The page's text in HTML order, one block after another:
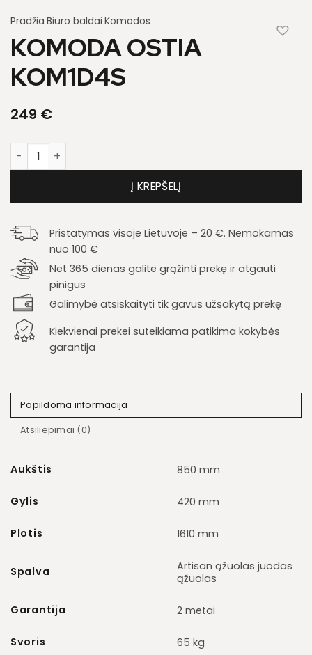
Pradžia Biuro baldai Komodos
KOMODA OSTIA
KOM1D4S
249 €
produkto kiekis: Komoda Ostia KOM1D4S
Į KREPŠELĮ
Pristatymas visoje Lietuvoje – 20 €. Nemokamas
nuo 100 €
Net 365 dienas galite grąžinti prekę ir atgauti
pinigus
Galimybė atsiskaityti tik gavus užsakytą prekę
Kiekvienai prekei suteikiama patikima kokybės
garantija
Papildoma informacija
Atsiliepimai (0)
Aukštis 850 mm
Gylis 420 mm
Plotis 1610 mm
Spalva
Artisan ąžuolas juodas
ąžuolas
Garantija 2 metai
Svoris
65 kg